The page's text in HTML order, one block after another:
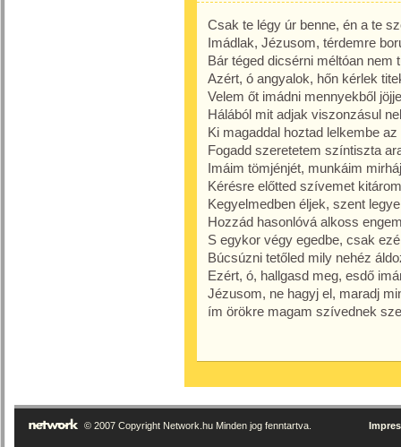
Csak te légy úr benne, én a te
Imádlak, Jézusom, térdemre
Bár téged dicsérni méltóan nem
Azért, ó angyalok, hőn kérlek
Velem őt imádni mennyekből
Hálából mit adjak viszonzásul
Ki magaddal hoztad lelkembe az
Fogadd szeretetem színtiszta
Imáim tömjénjét, munkáim
Kérésre előtted szívemet
Kegyelmedben éljek, szent
Hozzád hasonlóvá alkoss
S egykor végy egedbe, csak
Búcsúzni tetőled mily nehéz
Ezért, ó, hallgasd meg, esdő
Jézusom, ne hagyj el, maradj
ím örökre magam szívednek
© 2007 Copyright Network.hu Minden jog fenntartva.